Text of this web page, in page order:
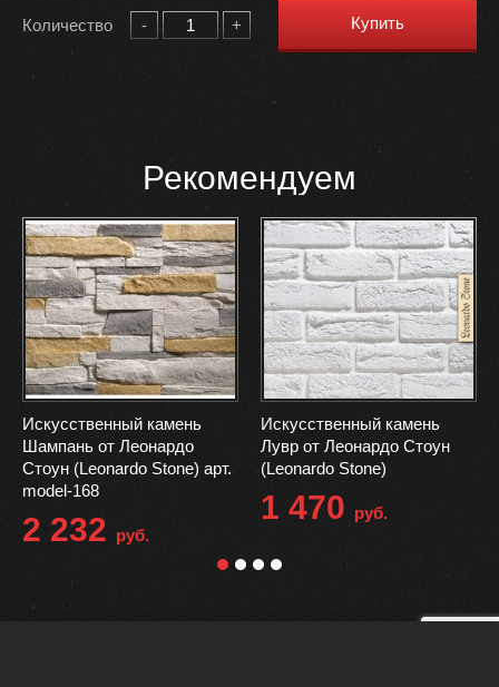
Количество - + Купить
Рекомендуем
Искусственный камень
Шампань от Леонардо
Стоун (Leonardo Stone) арт.
model-168
2 232 руб.
Искусственный камень
Лувр от Леонардо Стоун
(Leonardo Stone)
1 470 руб.